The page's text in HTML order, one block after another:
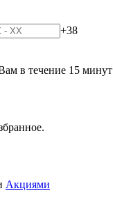
+38
в течение 15 минут
Акциями